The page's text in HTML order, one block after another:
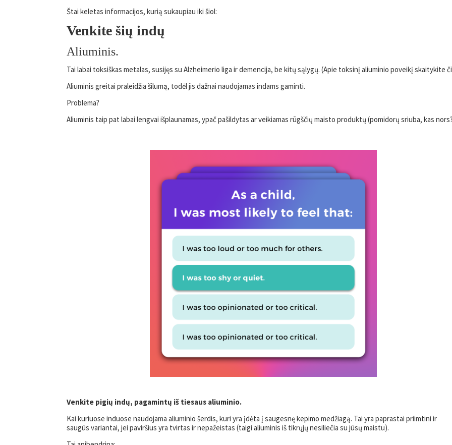
Štai keletas informacijos, kurią sukaupiau iki šiol:
Venkite šių indų
Aliuminis.
Tai labai toksiškas metalas, susijęs su Alzheimerio liga ir demencija, be kitų sąlygų. (Apie toksinį aliuminio poveikį skaitykite
Aliuminis greitai praleidžia šilumą, todėl jis dažnai naudojamas indams gaminti.
Problema?
Aliuminis taip pat labai lengvai išplaunamas, ypač pašildytas ar veikiamas rūgščių maisto produktų (pomidorų sriuba, kas
Venkite pigių indų, pagamintų iš tiesaus aliuminio.
Kai kuriuose induose naudojama aliuminio šerdis, kuri yra įdėta į saugesnę kepimo medžiagą. Tai yra paprastai priimtini ir
saugūs variantai, jei paviršius yra tvirtas ir nepažeistas (taigi aliuminis iš tikrųjų nesiliečia su jūsų maistu).